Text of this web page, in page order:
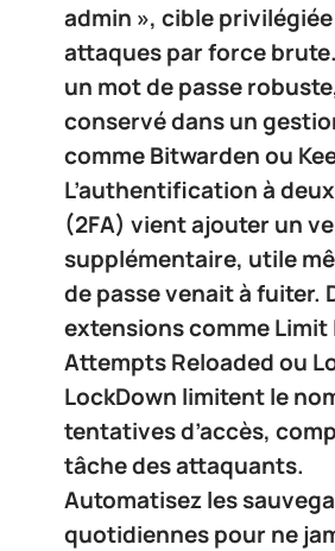
admin », cible
attaques par force
un mot de passe robuste
conservé dans un
commeBitwardenou
L’authentification à
(2FA) vient ajouter un
supplémentaire, utile
de passe venait à fuiter.
extensions commeLimit
Attempts Reloadedou
LockDown limitent le
tentatives d’accès,
tâche des attaquants.
Automatisez les
quotidiennespour ne